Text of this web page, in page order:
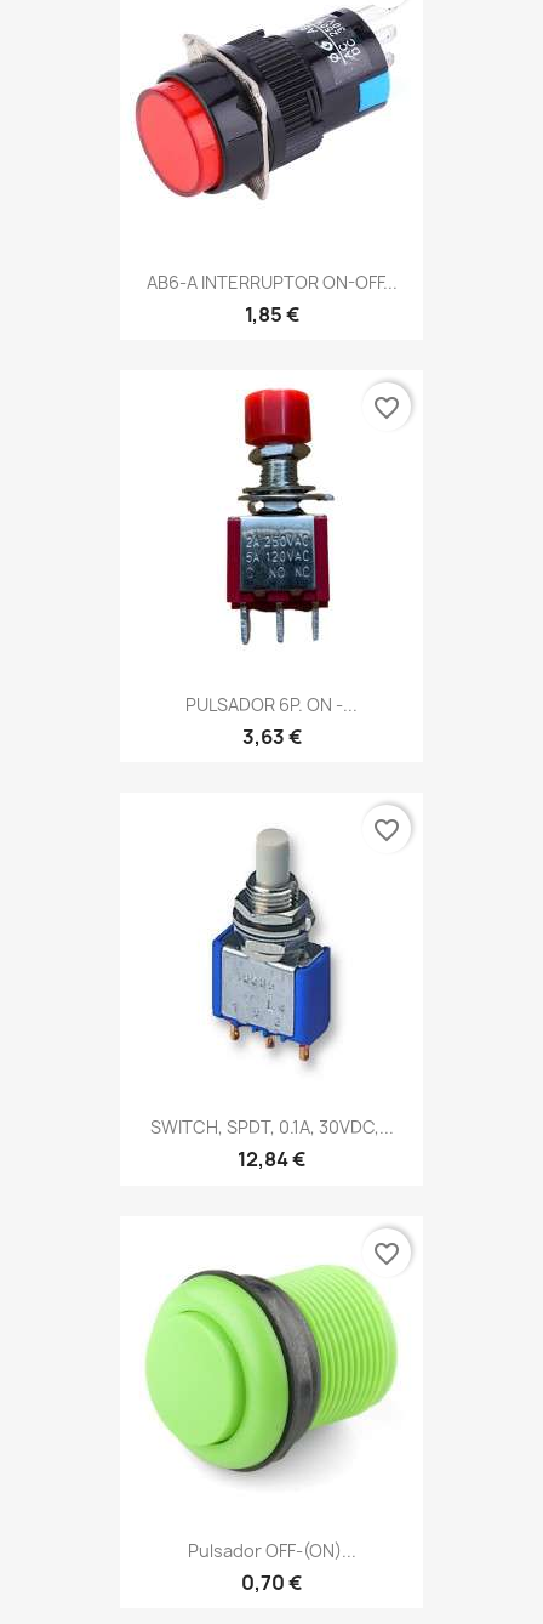
AB6-A INTERRUPTOR ON-OFF...
1,85 €
PULSADOR 6P. ON -...
3,63 €
favorite_border
SWITCH, SPDT, 0.1A, 30VDC,...
12,84 €
favorite_border
Pulsador OFF-(ON)...
0,70 €
favorite_border